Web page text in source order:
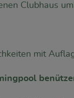
Clubhaus
mit